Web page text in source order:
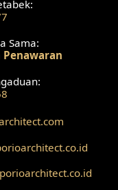
Sama:
Penawaran